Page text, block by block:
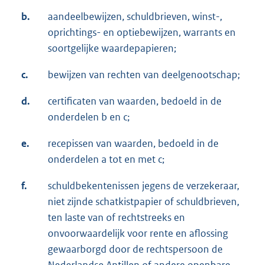
b.
aandeelbewijzen, schuldbrieven, winst-,
oprichtings- en optiebewijzen, warrants en
soortgelijke waardepapieren;
c. bewijzen van rechten van deelgenootschap;
d.
certificaten van waarden, bedoeld in de
onderdelen b en c;
e.
recepissen van waarden, bedoeld in de
onderdelen a tot en met c;
f.
schuldbekentenissen jegens de verzekeraar,
niet zijnde schatkistpapier of schuldbrieven,
ten laste van of rechtstreeks en
onvoorwaardelijk voor rente en aflossing
gewaarborgd door de rechtspersoon de